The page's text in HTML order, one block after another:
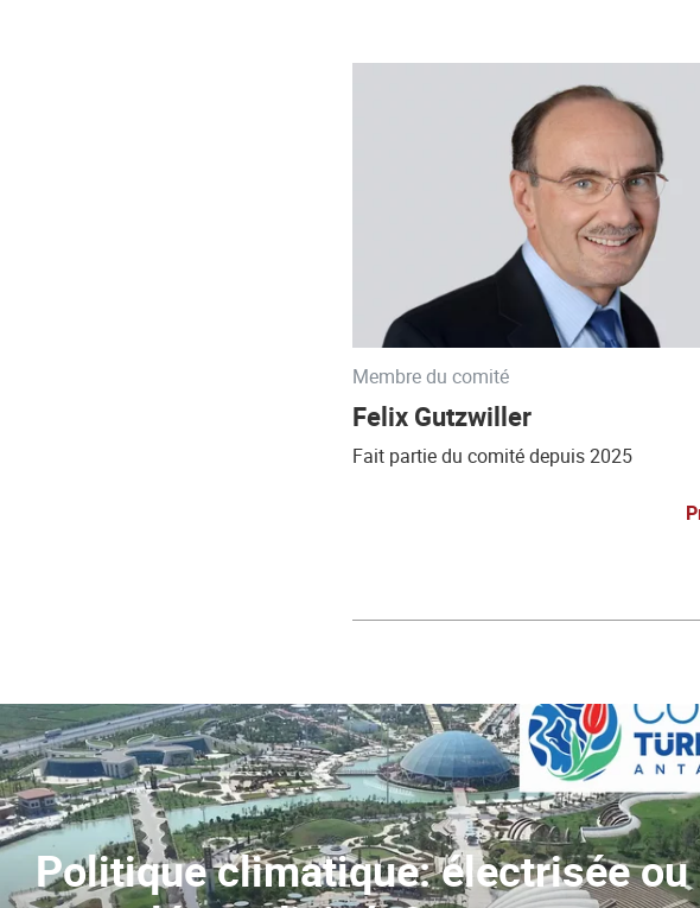
Membre du comité
Felix Gutzwiller
Fait partie du comité depuis 2025
Politique climatique: électrisée ou